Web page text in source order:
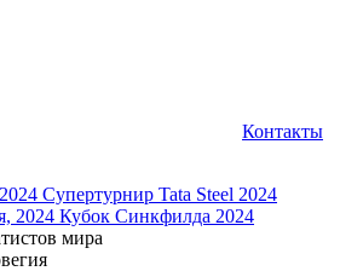
Контакты
Супертурнир Tata Steel 2024
2024 Кубок Синкфилда 2024
мира